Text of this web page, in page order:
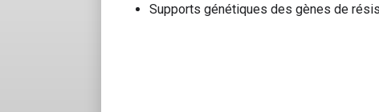
Supports génétiques des gènes de